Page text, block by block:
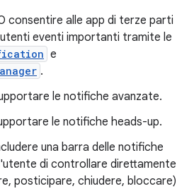
consentire alle app di terze parti
eventi importanti tramite le
e
.
le notifiche avanzate.
le notifiche heads-up.
una barra delle notifiche
di controllare direttamente
posticipare, chiudere, bloccare)